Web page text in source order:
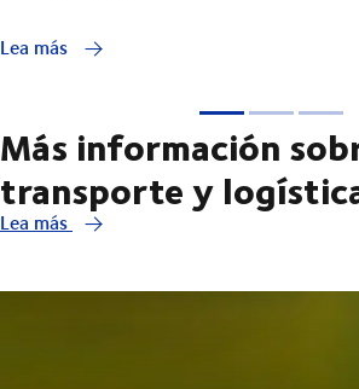
Lea más
Más información
transporte y
Lea más